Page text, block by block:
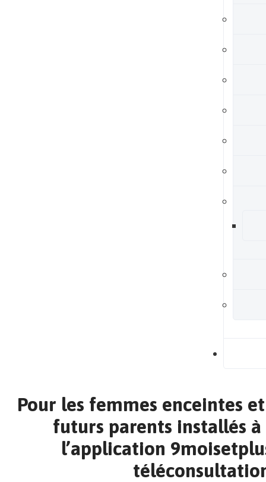
Pour les femmes enceintes
futurs parents installés à
l’application